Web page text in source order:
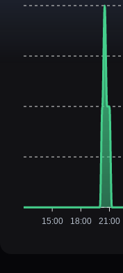
15:00 18:00 21:00